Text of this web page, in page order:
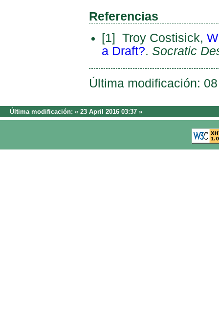
Referencias
[1] Troy Costisick,
a Draft?. Socratic
Última modificación:
Última modificación: « 23 April 2016 03:37 »